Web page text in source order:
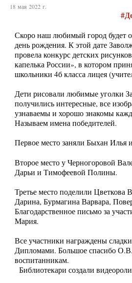
18 мая 2022 г.
Скоро наш любимый город будет
день рождения. К этой дате
провела конкурс детских
капелька России», в котором
школьники 4б класса лицея
Дети рисовали любимые уголки
получились интересные, все
узнаваемы и хорошо знакомы
Называем имена победителей.
Первое место заняли Быхан
Второе место у Черногоровой
Дарьи и Тимофеевой Полины.
Третье место поделили Цветкова
Дарина, Бурмагина Варвара,
Благодарственное письмо за
Мария.
Все участники награждены
Дипломами. Большое спасибо
воспитанникам.
Библиотекари создали